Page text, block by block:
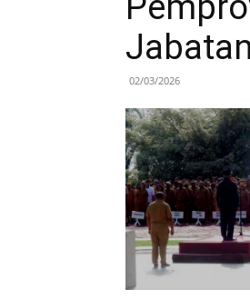
02/03/2026